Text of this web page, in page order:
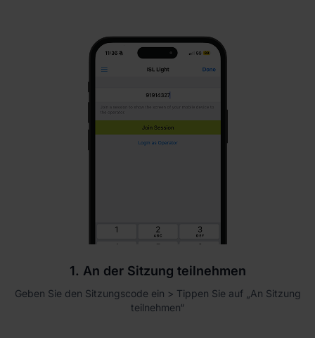
1. An der Sitzung teilnehmen
Geben Sie den Sitzungscode ein > Tippen Sie auf „An Sitzung
teilnehmen“